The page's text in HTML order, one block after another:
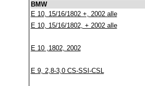
BMW
E 10, 15/16/1802 +, 2002 alle
E 10, 15/16/1802, + 2002 alle
E 10 ,1802, 2002
E 9, 2,8-3,0 CS-SSI-CSL